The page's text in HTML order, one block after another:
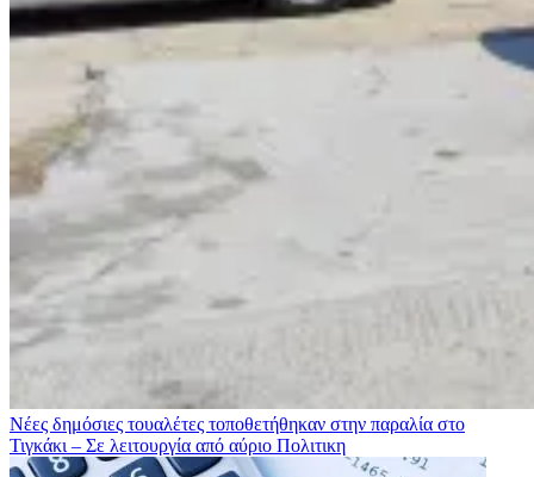
Νέες δημόσιες τουαλέτες τοποθετήθηκαν στην παραλία στο
Τιγκάκι – Σε λειτουργία από αύριο Πολιτικη